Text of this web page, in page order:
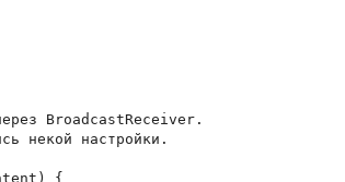
BroadcastReceiver.
некой настройки.
{